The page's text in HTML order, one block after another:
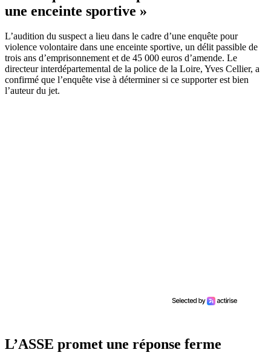
une enceinte sportive »
L’audition du suspect a lieu dans le cadre d’une enquête pour
violence volontaire dans une enceinte sportive, un délit passible de
trois ans d’emprisonnement et de 45 000 euros d’amende. Le
directeur interdépartemental de la police de la Loire, Yves Cellier, a
confirmé que l’enquête vise à déterminer si ce supporter est bien
l’auteur du jet.
L’ASSE promet une réponse ferme